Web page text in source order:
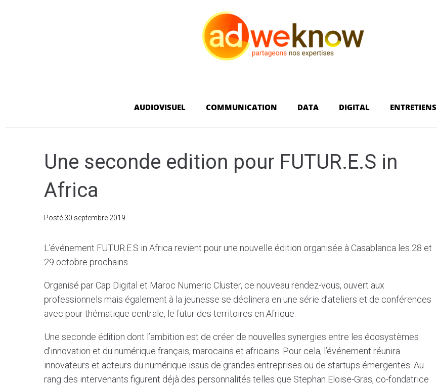
AUDIOVISUEL COMMUNICATION DATA DIGITAL ENTRETIENS
Une seconde edition pour FUTUR.E.S in
Africa
Posté 30 septembre 2019
L’événement FUTUR.E.S in Africa revient pour une nouvelle édition organisée à Casablanca les 28 et
29 octobre prochains.
Organisé par Cap Digital et Maroc Numeric Cluster, ce nouveau rendez-vous, ouvert aux
professionnels mais également à la jeunesse se déclinera en une série d’ateliers et de conférences
avec pour thématique centrale, le futur des territoires en Afrique.
Une seconde édition dont l’ambition est de créer de nouvelles synergies entre les écosystèmes
d’innovation et du numérique français, marocains et africains. Pour cela, l’événement réunira
innovateurs et acteurs du numérique issus de grandes entreprises ou de startups émergentes. Au
rang des intervenants figurent déjà des personnalités telles que Stephan Eloise-Gras, co-fondatrice